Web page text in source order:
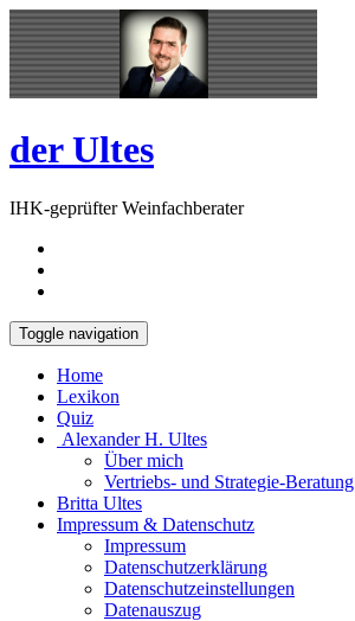
Skip
to
content
Open
Sidebar
der Ultes
IHK-geprüfter Weinfachberater
Toggle navigation
Home
Lexikon
Quiz
Alexander H. Ultes
Über mich
Vertriebs- und Strategie-Beratung
Britta Ultes
Impressum & Datenschutz
Impressum
Datenschutzerklärung
Datenschutzeinstellungen
Datenauszug